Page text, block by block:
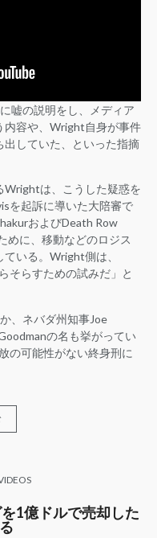
嘘の説明をし、メディア
内容や、Wright自身が事件
していた、といった指摘
Wrightは、こうした疑惑を
を起訴に導いた大陪審で
およびDeath Row
めに、移動などのロジス
いる。Wright側は、
そらすための試みだ」と
、ネバダ州知事Joe
の名も挙がってい
の可能性がない終身刑に
1億ドルで売却した